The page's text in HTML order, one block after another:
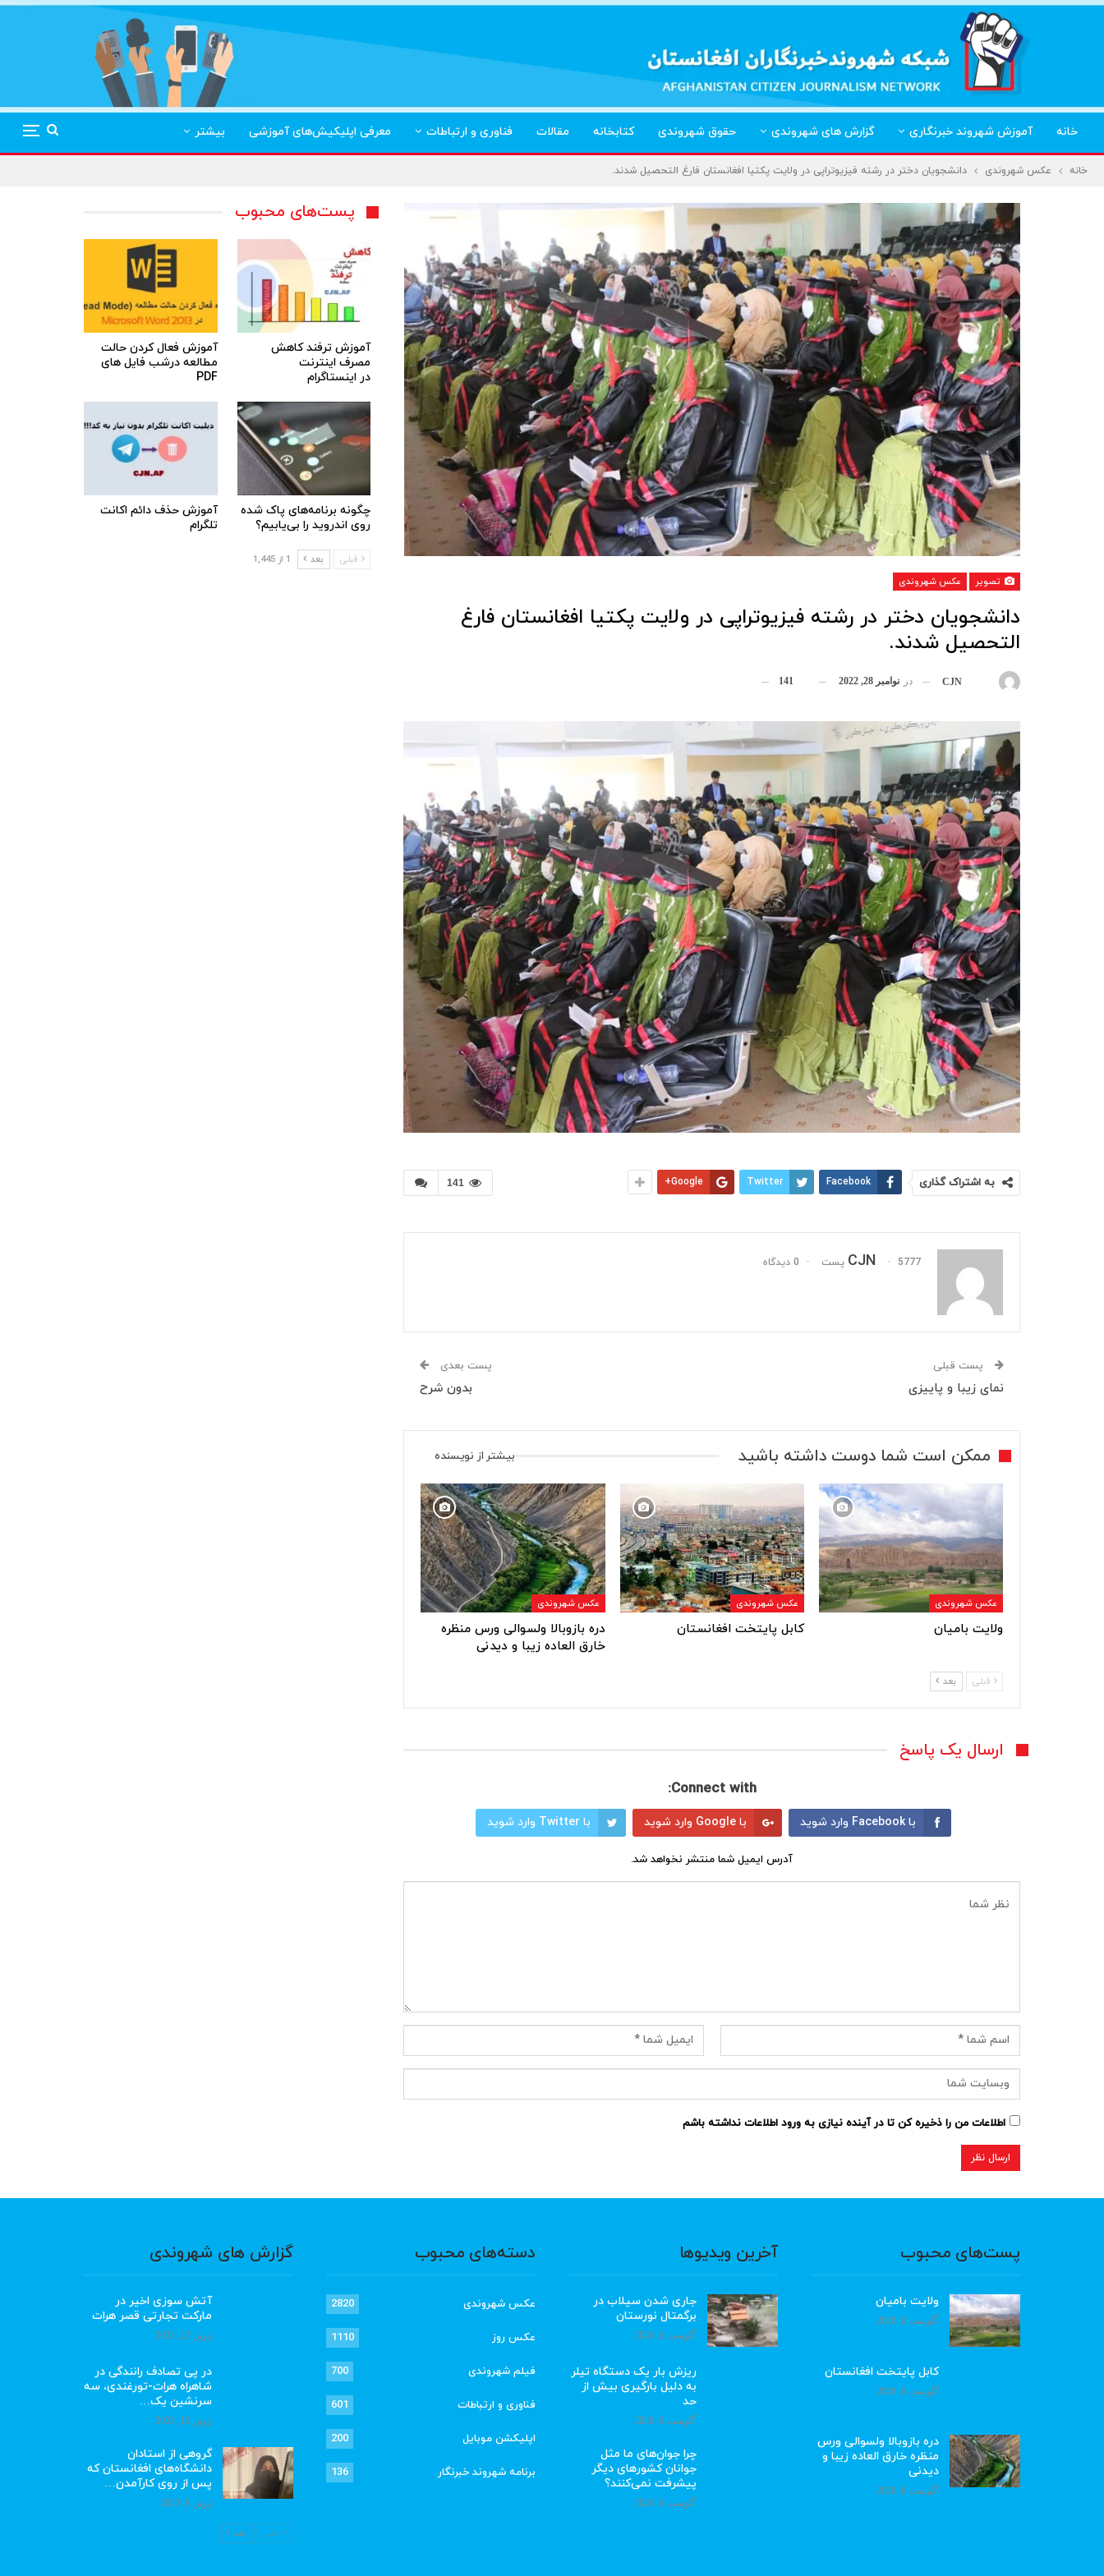
خانه آموزش شهروند خبرنگاری گزارش های شهروندی حقوق شهروندی کتابخانه مقالات فناوری و ارتباطات معرفی اپلیکیش‌های آموزشی بیشتر
خانه عکس شهروندی دانشجویان دختر در رشته فیزیوتراپی در ولایت پکتیا افغانستان فارغ التحصیل شدند.
تصویر عکس شهروندی
دانشجویان دختر در رشته فیزیوتراپی در ولایت پکتیا افغانستان فارغ
التحصیل شدند.
CJN در نوامبر 28, 2022 141
141 به اشتراک گذاری Facebook
Twitter
Google+
CJN 5777 پست 0 دیدگاه
پست قبلی
نمای زیبا و پاییزی
پست بعدی
بدون شرح
ممکن است شما دوست داشته باشید بیشتر از نویسنده
عکس شهروندی
ولایت بامیان
عکس شهروندی
کابل پایتخت افغانستان
عکس شهروندی
دره بازوبالا ولسوالی ورس منظره
خارق العاده زیبا و دیدنی
قبلی بعد
ارسال یک پاسخ
Connect with:
با Facebook وارد شوید با Google وارد شوید با Twitter وارد شوید
آدرس ایمیل شما منتشر نخواهد شد.
اطلاعات من را ذخیره کن تا در آینده نیازی به ورود اطلاعات نداشته باشم
پست‌های محبوب
آموزش ترفند کاهش
مصرف اینترنت
در اینستاگرام
آموزش فعال کردن حالت
مطالعه درشب فایل های
PDF
چگونه برنامه‌های پاک شده
روی اندروید را بی‌یابیم؟
آموزش حذف دائم اکانت
تلگرام
قبلی بعد 1 از 1,445
پست‌های محبوب
ولایت بامیان
آگوست 6, 2026
کابل پایتخت افغانستان
آگوست 6, 2026
دره بازوبالا ولسوالی ورس
منظره خارق العاده زیبا و
دیدنی
آگوست 6, 2026
آخرین ویدیوها
جاری شدن سیلاب در
برگمتال نورستان
آگوست 6, 2026
ریزش بار یک دستگاه تیلر
به دلیل بارگیری بیش از
حد
آگوست 6, 2026
چرا جوان‌های ما مثل
جوانان کشورهای دیگر
پیشرفت نمی‌کنند؟
آگوست 6, 2026
دسته‌های محبوب
عکس شهروندی 2820
عکس روز 1110
فیلم شهروندی 700
فناوری و ارتباطات 601
اپلیکشن موبایل 200
برنامه شهروند خبرنگار 136
گزارش های شهروندی
آتش سوزی اخیر در
مارکت تجارتی قصر هرات
ژوئن 22, 2023
در پی تصادف رانندگی در
شاهراه هرات-تورغندی، سه
سرنشین یک…
ژوئن 15, 2023
گروهی از استادان
دانشگاه‌های افغانستان که
پس از روی کارآمدن…
ژوئن 6, 2023
قبلی بعد